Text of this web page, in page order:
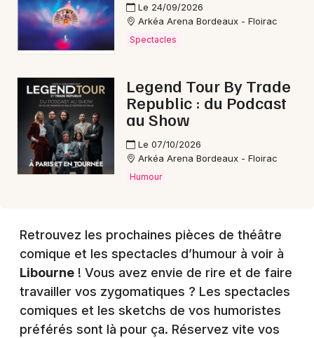
33 - Gironde
Choisir mes départements
Mon email
Je m'abonne
Le 24/09/2026
Arkéa Arena Bordeaux - Floirac
Spectacles
Legend Tour By Trade
Republic : du Podcast
au Show
Le 07/10/2026
Arkéa Arena Bordeaux - Floirac
Humour
Retrouvez les prochaines pièces de théâtre
comique et les spectacles d’humour à voir à
Libourne ! Vous avez envie de rire et de faire
travailler vos zygomatiques ? Les spectacles
comiques et les sketchs de vos humoristes
préférés sont là pour ça. Réservez vite vos